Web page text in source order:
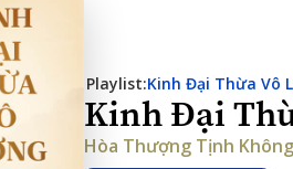
Playlist:Kinh Đại Thừa Vô
Kinh Đại
Hòa Thượng Tịnh Không